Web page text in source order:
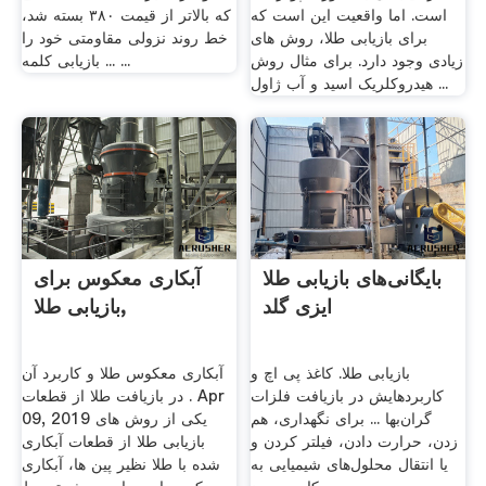
که بالاتر از قیمت ۳۸۰ بسته شد،
خط روند نزولی مقاومتی خود را
... بازیابی کلمه ...
است. اما واقعیت این است که
برای بازیابی طلا، روش های
زیادی وجود دارد. برای مثال روش
هیدروکلریک اسید و آب ژاول ...
آبکاری معکوس برای
بازیابی طلا,
آبکاری معکوس طلا و کاربرد آن
در بازیافت طلا از قطعات . Apr
09, 2019 یکی از روش های
بازیابی طلا از قطعات آبکاری
شده با طلا نظیر پین ها، آبکاری
بایگانی‌های بازیابی طلا
ایزی گلد
بازیابی طلا. کاغذ پی اچ و
کاربردهایش در بازیافت فلزات
گران‌بها ... برای نگهداری، هم
زدن، حرارت دادن، فیلتر کردن و
یا انتقال محلول‌های شیمیایی به